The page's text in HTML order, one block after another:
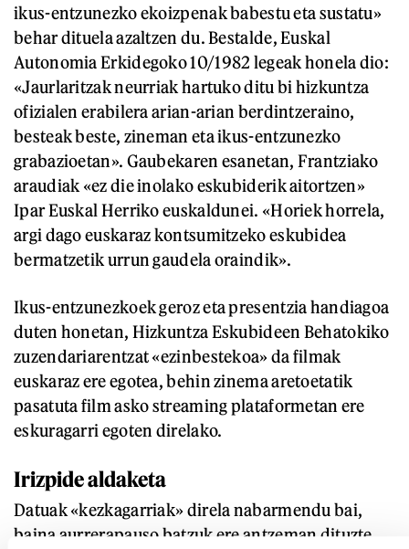
ikus-entzunezko ekoizpenak babestu eta sustatu»
behar dituela azaltzen du. Bestalde, Euskal
Autonomia Erkidegoko 10/1982 legeak honela dio:
«Jaurlaritzak neurriak hartuko ditu bi hizkuntza
ofizialen erabilera arian-arian berdintzeraino,
besteak beste, zineman eta ikus-entzunezko
grabazioetan». Gaubekaren esanetan, Frantziako
araudiak «ez die inolako eskubiderik aitortzen»
Ipar Euskal Herriko euskaldunei. «Horiek horrela,
argi dago euskaraz kontsumitzeko eskubidea
bermatzetik urrun gaudela oraindik».
Ikus-entzunezkoek geroz eta presentzia handiagoa
duten honetan, Hizkuntza Eskubideen Behatokiko
zuzendariarentzat «ezinbestekoa» da filmak
euskaraz ere egotea, behin zinema aretoetatik
pasatuta film asko streaming plataformetan ere
eskuragarri egoten direlako.
Irizpide aldaketa
Datuak «kezkagarriak» direla nabarmendu bai,
baina aurrerapauso batzuk ere antzeman dituzte